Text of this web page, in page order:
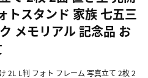
トスタンド 家族 七五三
メモリアル 記念品 お
2L L判 フォト フレーム 写真立て 2枚 2